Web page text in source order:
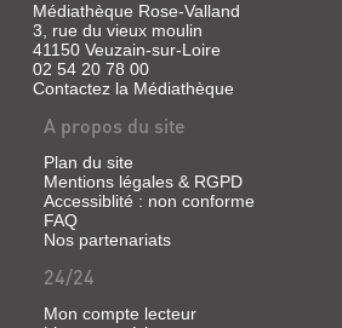
Médiathèque Rose-Valland
3, rue du vieux moulin
41150 Veuzain-sur-Loire
02 54 20 78 00
Contactez la Médiathèque
A propos du site
Plan du site
Mentions légales & RGPD
Accessiblité : non conforme
FAQ
Nos partenariats
24/24
Mon compte lecteur